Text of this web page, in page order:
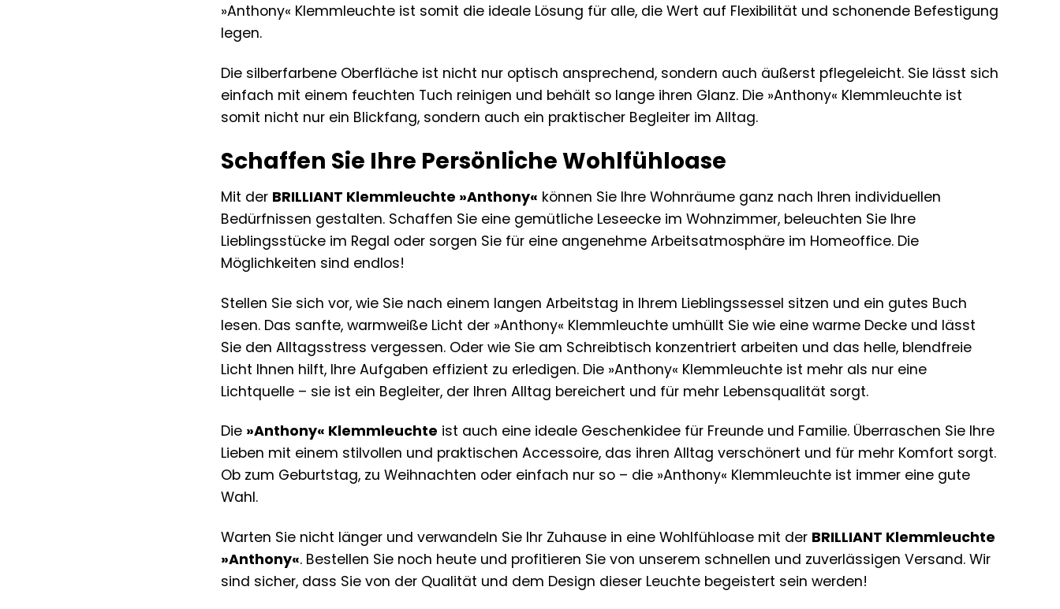
»Anthony« Klemmleuchte ist somit die ideale Lösung für alle, die Wert auf Flexibilität und schonende Befestigung
legen.
Die silberfarbene Oberfläche ist nicht nur optisch ansprechend, sondern auch äußerst pflegeleicht. Sie lässt sich
einfach mit einem feuchten Tuch reinigen und behält so lange ihren Glanz. Die »Anthony« Klemmleuchte ist
somit nicht nur ein Blickfang, sondern auch ein praktischer Begleiter im Alltag.
Schaffen Sie Ihre Persönliche Wohlfühloase
Mit der BRILLIANT Klemmleuchte »Anthony« können Sie Ihre Wohnräume ganz nach Ihren individuellen
Bedürfnissen gestalten. Schaffen Sie eine gemütliche Leseecke im Wohnzimmer, beleuchten Sie Ihre
Lieblingsstücke im Regal oder sorgen Sie für eine angenehme Arbeitsatmosphäre im Homeoffice. Die
Möglichkeiten sind endlos!
Stellen Sie sich vor, wie Sie nach einem langen Arbeitstag in Ihrem Lieblingssessel sitzen und ein gutes Buch
lesen. Das sanfte, warmweiße Licht der »Anthony« Klemmleuchte umhüllt Sie wie eine warme Decke und lässt
Sie den Alltagsstress vergessen. Oder wie Sie am Schreibtisch konzentriert arbeiten und das helle, blendfreie
Licht Ihnen hilft, Ihre Aufgaben effizient zu erledigen. Die »Anthony« Klemmleuchte ist mehr als nur eine
Lichtquelle – sie ist ein Begleiter, der Ihren Alltag bereichert und für mehr Lebensqualität sorgt.
Die »Anthony« Klemmleuchte ist auch eine ideale Geschenkidee für Freunde und Familie. Überraschen Sie Ihre
Lieben mit einem stilvollen und praktischen Accessoire, das ihren Alltag verschönert und für mehr Komfort sorgt.
Ob zum Geburtstag, zu Weihnachten oder einfach nur so – die »Anthony« Klemmleuchte ist immer eine gute
Wahl.
Warten Sie nicht länger und verwandeln Sie Ihr Zuhause in eine Wohlfühloase mit der BRILLIANT Klemmleuchte
»Anthony«. Bestellen Sie noch heute und profitieren Sie von unserem schnellen und zuverlässigen Versand. Wir
sind sicher, dass Sie von der Qualität und dem Design dieser Leuchte begeistert sein werden!